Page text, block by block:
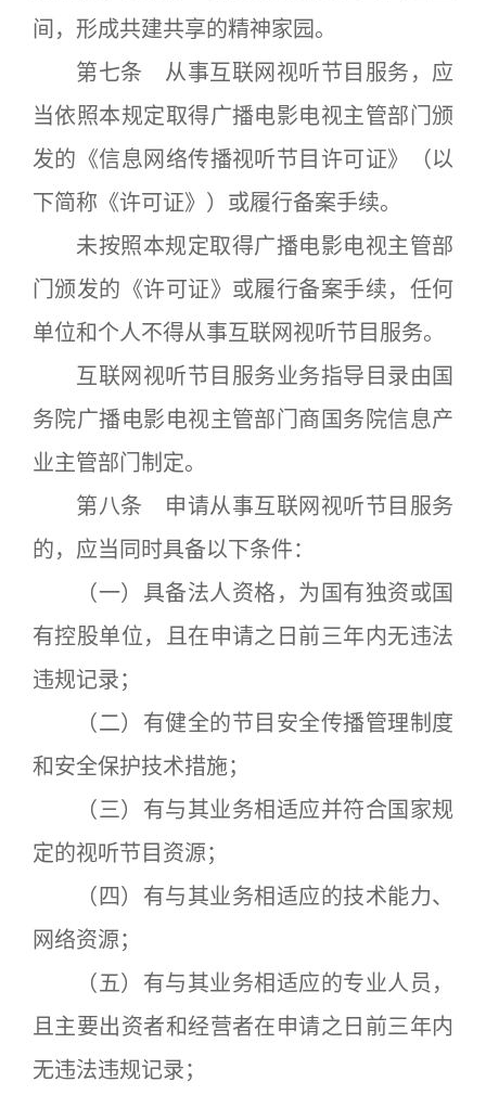
间，形成共建共享的精神家园。
第七条 从事互联网视听节目服务，应
当依照本规定取得广播电影电视主管部门颁
发的《信息网络传播视听节目许可证》（以
下简称《许可证》）或履行备案手续。
未按照本规定取得广播电影电视主管部
门颁发的《许可证》或履行备案手续，任何
单位和个人不得从事互联网视听节目服务。
互联网视听节目服务业务指导目录由国
务院广播电影电视主管部门商国务院信息产
业主管部门制定。
第八条 申请从事互联网视听节目服务
的，应当同时具备以下条件：
（一）具备法人资格，为国有独资或国
有控股单位，且在申请之日前三年内无违法
违规记录；
（二）有健全的节目安全传播管理制度
和安全保护技术措施；
（三）有与其业务相适应并符合国家规
定的视听节目资源；
（四）有与其业务相适应的技术能力、
网络资源；
（五）有与其业务相适应的专业人员，
且主要出资者和经营者在申请之日前三年内
无违法违规记录；